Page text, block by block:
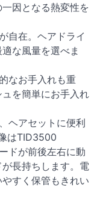
因となる熱変性を
自在。ヘアドライ
な風量を選べま
なお手入れも重
を簡単にお手入れ
ヘアセットに便利
はTID3500
ドが前後左右に動
長持ちします。電
すく保管もきれい